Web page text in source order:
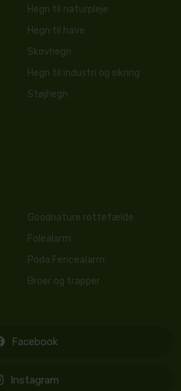
Hegn til naturpleje
Hegn til have
Skovhegn
Hegn til industri og sikring
Støjhegn
Goodnature rottefælde
Folealarm
Poda Fencealarm
Broer og trapper
Facebook
Instagram